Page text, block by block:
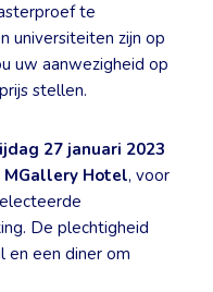
te
universiteiten zijn op
uw aanwezigheid op
stellen.
27 januari 2023
MGallery Hotel, voor
De plechtigheid
een diner om